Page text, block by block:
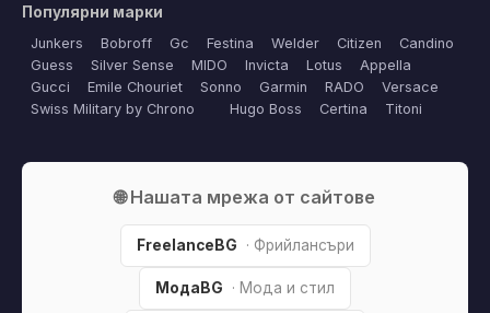
Популярни марки
Junkers Bobroff Gc Festina Welder Citizen
Candino
Guess
Silver Sense MIDO Invicta Lotus
Appella
Gucci
Emile Chouriet Sonno Garmin RADO
Versace
Swiss Military by Chrono
Hugo Boss Certina Titoni
🌐 Нашата мрежа от сайтове
FreelanceBG · Фрийлансъри
МодаBG · Мода и стил